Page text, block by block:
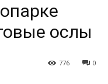
ослы
0
776